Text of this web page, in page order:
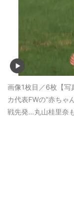
画像1枚目／6枚 【
カ代表FWの“赤ちゃ
戦先発…丸山桂里奈